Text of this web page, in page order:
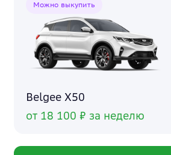
Можно выкупить
Belgee X50
от 18 100 ₽ за неделю